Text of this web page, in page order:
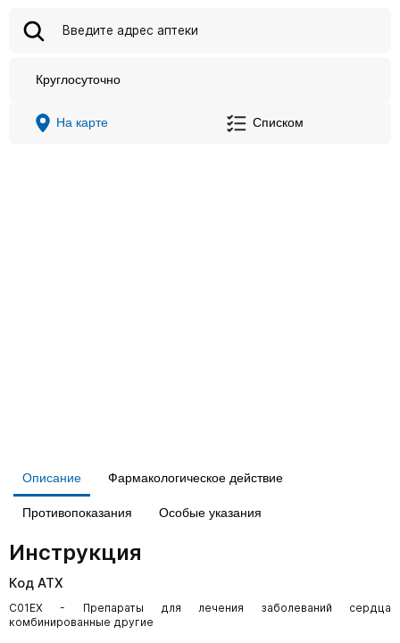
Круглосуточно
На карте Списком
Описание Фармакологическое действие
Противопоказания Особые указания
Инструкция
Код АТХ
C01EX - Препараты для лечения заболеваний сердца
комбинированные другие